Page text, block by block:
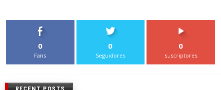
0
Fans
0
Seguidores
0
suscriptores